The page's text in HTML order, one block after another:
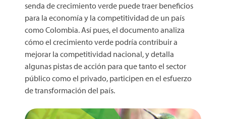
senda de crecimiento verde puede traer beneficios
para la economía y la competitividad de un país
como Colombia. Así pues, el documento analiza
cómo el crecimiento verde podría contribuir a
mejorar la competitividad nacional, y detalla
algunas pistas de acción para que tanto el sector
público como el privado, participen en el esfuerzo
de transformación del país.